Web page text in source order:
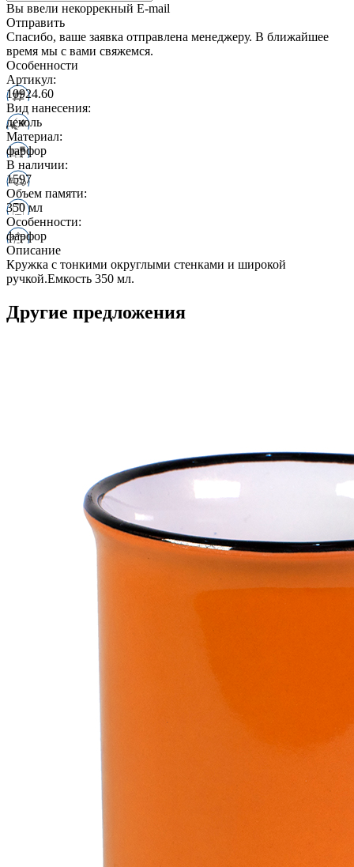
Вы ввели некоррекный E-mail
Отправить
Спасибо, ваше заявка отправлена менеджеру. В ближайшее
время мы с вами свяжемся.
Особенности
Артикул:
10924.60
Вид нанесения:
деколь
Материал:
фарфор
В наличии:
1597
Объем памяти:
350 мл
Особенности:
фарфор
Описание
Кружка с тонкими округлыми стенками и широкой
ручкой.Емкость 350 мл.
Другие предложения